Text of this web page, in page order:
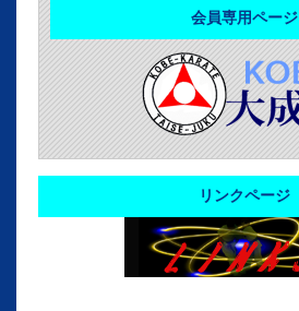
会員専用ページ
リンクページ